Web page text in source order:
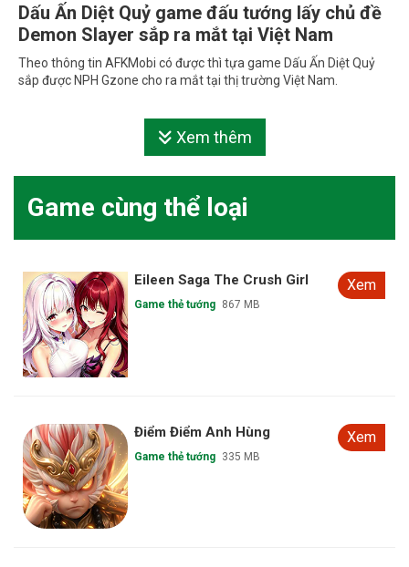
Dấu Ấn Diệt Quỷ game đấu tướng lấy chủ đề
Demon Slayer sắp ra mắt tại Việt Nam
Theo thông tin AFKMobi có được thì tựa game Dấu Ấn Diệt Quỷ
sắp được NPH Gzone cho ra mắt tại thị trường Việt Nam.
Xem thêm
Game cùng thể loại
Eileen Saga The Crush Girl
Game thẻ tướng 867 MB
Xem
Điểm Điểm Anh Hùng
Game thẻ tướng 335 MB
Xem